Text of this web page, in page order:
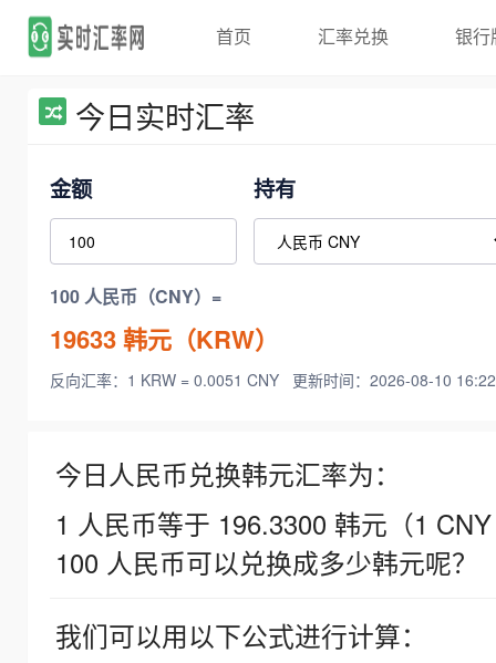
首页 汇率兑换 银行
今日实时汇率
金额 持有
100 人民币（CNY）=
19633韩元（KRW）
反向汇率：1 KRW = 0.0051 CNY 更新时间：2026-08-10
今日人民币兑换韩元汇率为：
1 人民币等于 196.3300 韩元（1
100 人民币可以兑换成多少韩元呢？
我们可以用以下公式进行计算：